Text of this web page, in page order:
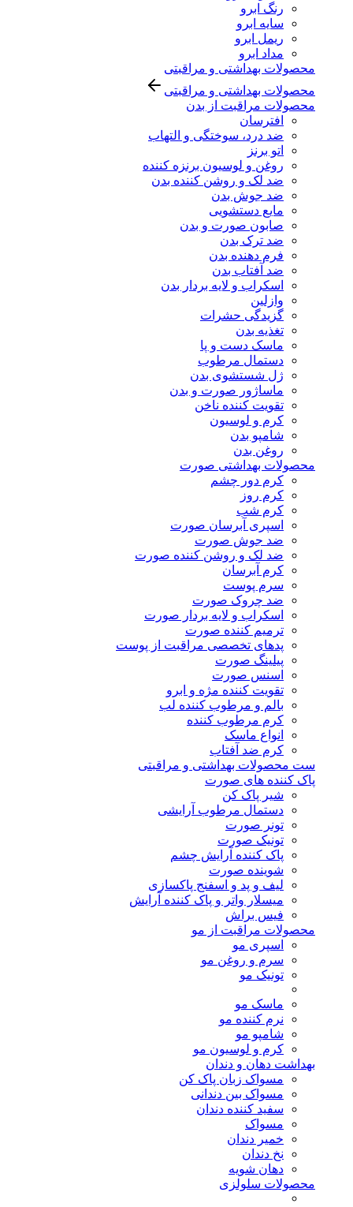
رنگ ابرو
سایه ابرو
ریمل ابرو
مداد ابرو
محصولات بهداشتی و مراقبتی
محصولات بهداشتی و مراقبتی
محصولات مراقبت از بدن
افترسان
ضد درد، سوختگی و التهاب
اتو برنز
روغن و لوسیون برنزه کننده
ضد لک و روشن کننده بدن
ضد جوش بدن
مایع دستشویی
صابون صورت و بدن
ضد ترک بدن
فرم دهنده بدن
ضد آفتاب بدن
اسکراب و لایه بردار بدن
وازلین
گزیدگی حشرات
تغذیه بدن
ماسک دست و پا
دستمال مرطوب
ژل شستشوی بدن
ماساژور صورت و بدن
تقویت کننده ناخن
کرم و لوسیون
شامپو بدن
روغن بدن
محصولات بهداشتی صورت
کرم دور چشم
کرم روز
کرم شب
اسپری آبرسان صورت
ضد جوش صورت
ضد لک و روشن کننده صورت
کرم آبرسان
سرم پوست
ضد چروک صورت
اسکراب و لایه بردار صورت
ترمیم کننده صورت
پدهای تخصصی مراقبت از پوست
پیلینگ صورت
اسنس صورت
تقویت کننده مژه و ابرو
بالم و مرطوب کننده لب
کرم مرطوب کننده
انواع ماسک
کرم ضد آفتاب
ست محصولات بهداشتی و مراقبتی
پاک کننده های صورت
شیر پاک کن
دستمال مرطوب آرایشی
تونر صورت
تونیک صورت
پاک کننده آرایش چشم
شوینده صورت
لیف و پد و اسفنج پاکسازی
میسلار واتر و پاک کننده آرایش
فیس براش
محصولات مراقبت از مو
اسپری مو
سرم و روغن مو
تونیک مو
ماسک مو
نرم کننده مو
شامپو مو
کرم و لوسیون مو
بهداشت دهان و دندان
مسواک زبان پاک کن
مسواک بین دندانی
سفید کننده دندان
مسواک
خمیر دندان
نخ دندان
دهان شویه
محصولات سلولزی